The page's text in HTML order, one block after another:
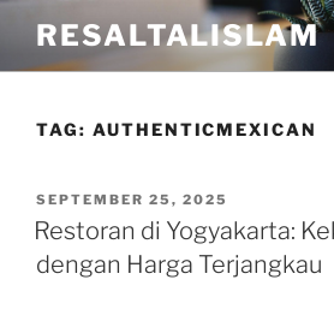
content
RESALTALISLAM
TAG: AUTHENTICMEXICAN
POSTED
ON
SEPTEMBER 25, 2025
Restoran di Yogyakarta:
dengan Harga Terjangkau